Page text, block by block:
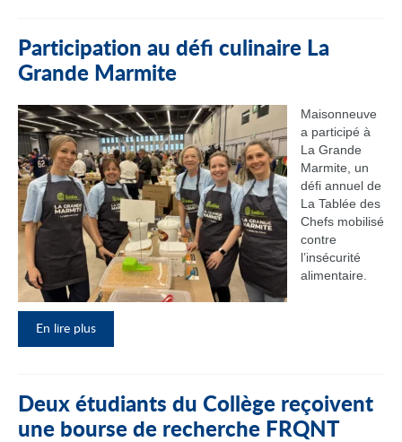
Participation au défi culinaire La
Grande Marmite
Maisonneuve
a participé à
La Grande
Marmite, un
défi annuel de
La Tablée des
Chefs mobilisé
contre
l’insécurité
alimentaire.
En lire plus
Deux étudiants du Collège reçoivent
une bourse de recherche FRQNT